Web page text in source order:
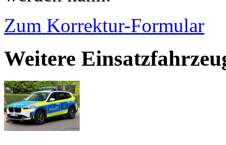
Zum Korrektur-Formular
Weitere